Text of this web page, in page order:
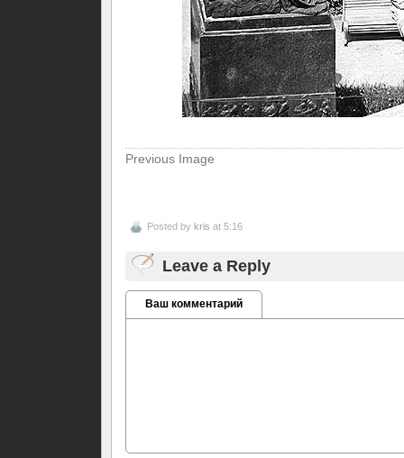
Previous Image
Posted by kris at 5:16
Leave a Reply
Ваш комментарий